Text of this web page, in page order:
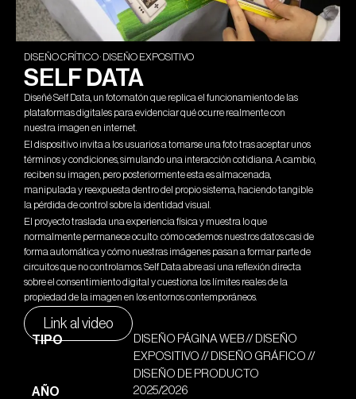
DISEÑO CRÍTICO · DISEÑO EXPOSITIVO
SELF DATA
Diseñé Self Data, un fotomatón que replica el funcionamiento de las
plataformas digitales para evidenciar qué ocurre realmente con
nuestra imagen en internet.
El dispositivo invita a los usuarios a tomarse una foto tras aceptar unos
términos y condiciones, simulando una interacción cotidiana. A cambio,
reciben su imagen, pero posteriormente esta es almacenada,
manipulada y reexpuesta dentro del propio sistema, haciendo tangible
la pérdida de control sobre la identidad visual.
El proyecto traslada una experiencia física y muestra lo que
normalmente permanece oculto: cómo cedemos nuestros datos casi de
forma automática y cómo nuestras imágenes pasan a formar parte de
circuitos que no controlamos. Self Data abre así una reflexión directa
sobre el consentimiento digital y cuestiona los límites reales de la
propiedad de la imagen en los entornos contemporáneos.
Link al video
TIPO
DISEÑO PÁGINA WEB // DISEÑO
EXPOSITIVO // DISEÑO GRÁFICO //
DISEÑO DE PRODUCTO
AÑO 2025/2026